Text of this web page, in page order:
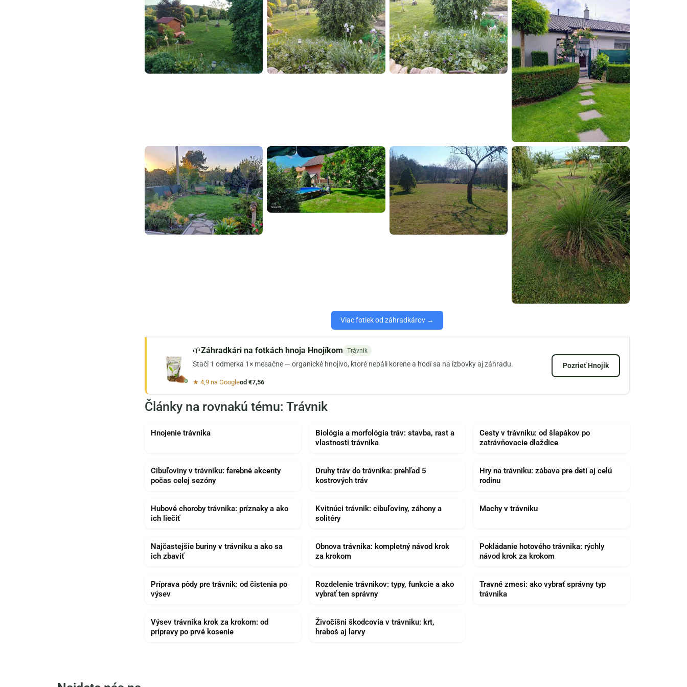
Viac fotiek od záhradkárov →
🌱Záhradkári na fotkách hnoja Hnojíkom Trávnik
Stačí 1 odmerka 1× mesačne — organické hnojivo, ktoré nepáli korene a hodí sa na izbovky aj záhradu.
★ 4,9 na Googleod €7,56
Pozrieť Hnojík
Články na rovnakú tému: Trávnik
Hnojenie trávnika
Biológia a morfológia tráv: stavba, rast a
vlastnosti trávnika
Cesty v trávniku: od šlapákov po
zatrávňovacie dlaždice
Cibuľoviny v trávniku: farebné akcenty
počas celej sezóny
Druhy tráv do trávnika: prehľad 5
kostrových tráv
Hry na trávniku: zábava pre deti aj celú
rodinu
Hubové choroby trávnika: príznaky a ako
ich liečiť
Kvitnúci trávnik: cibuľoviny, záhony a
solitéry
Machy v trávniku
Najčastejšie buriny v trávniku a ako sa
ich zbaviť
Obnova trávnika: kompletný návod krok
za krokom
Pokládanie hotového trávnika: rýchly
návod krok za krokom
Príprava pôdy pre trávnik: od čistenia po
výsev
Rozdelenie trávnikov: typy, funkcie a ako
vybrať ten správny
Travné zmesi: ako vybrať správny typ
trávnika
Výsev trávnika krok za krokom: od
prípravy po prvé kosenie
Živočíšni škodcovia v trávniku: krt,
hraboš aj larvy